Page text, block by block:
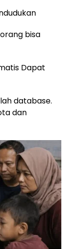
bisa
Dapat
database.
dan